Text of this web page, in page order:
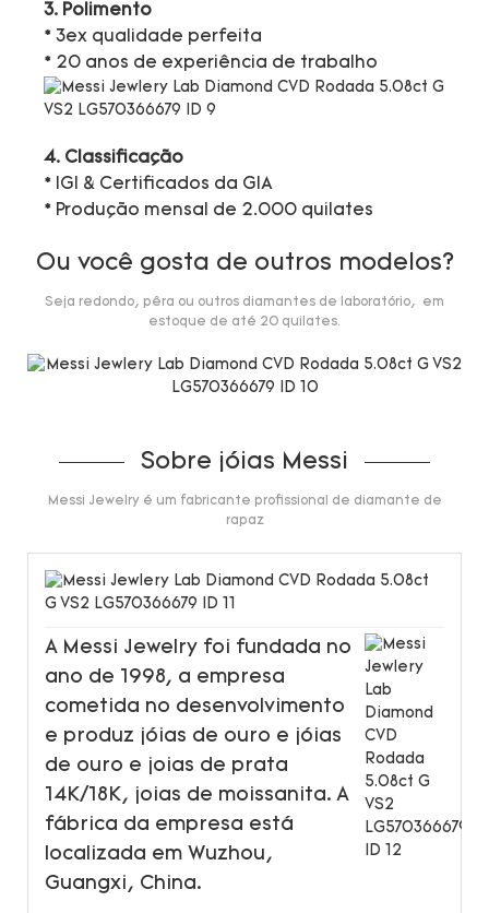
3. Polimento
* 3ex qualidade perfeita
* 20 anos de experiência de trabalho
4. Classificação
* IGI & Certificados da GIA
* Produção mensal de 2.000 quilates
Ou você gosta de outros modelos?
Seja redondo, pêra ou outros diamantes de laboratório, em
estoque de até 20 quilates.
Sobre jóias Messi
Messi Jewelry é um fabricante profissional de diamante de
rapaz
A Messi Jewelry foi fundada no
ano de 1998, a empresa
cometida no desenvolvimento
e produz jóias de ouro e jóias
de ouro e joias de prata
14K/18K, joias de moissanita. A
fábrica da empresa está
localizada em Wuzhou,
Guangxi, China.